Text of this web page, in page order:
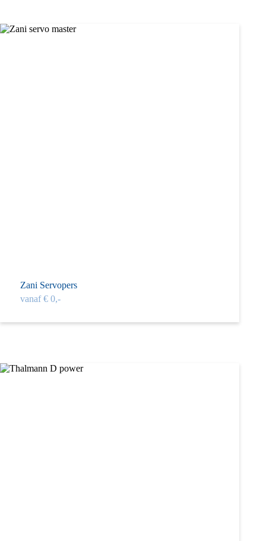
Zani Servopers
vanaf € 0,-